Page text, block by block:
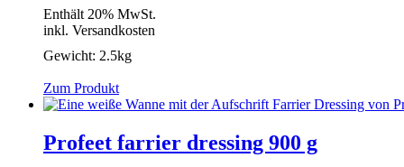
Enthält 20% MwSt.
inkl. Versandkosten
Gewicht: 2.5kg
Zum Produkt
Profeet farrier dressing 900 g